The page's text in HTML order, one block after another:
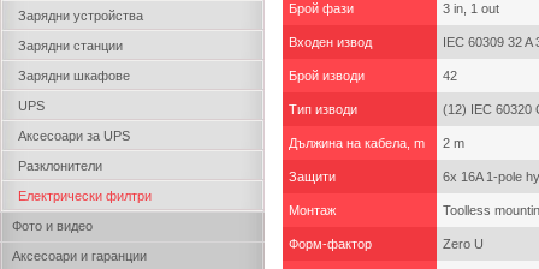
Зарядни устройства
Зарядни станции
Зарядни шкафове
UPS
Аксесоари за UPS
Разклонители
Електрически филтри
Фото и видео
Аксесоари и гаранции
Брой фази 3 in, 1 out
Входен извод IEC 60309 32 A
Брой изводи 42
Тип изводи (12) IEC 60320
Дължина на кабела, m 2 m
Защити 6x 16A 1-pole
Mонтаж Toolless
Форм-фактор Zero U